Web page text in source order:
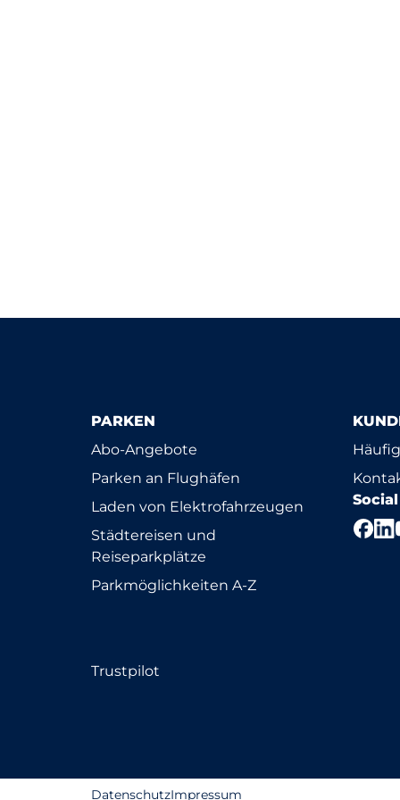
PARKEN
Abo-Angebote
Parken an Flughäfen
Laden von Elektrofahrzeugen
Städtereisen und
Reiseparkplätze
Parkmöglichkeiten A-Z
Trustpilot
DatenschutzImpressum